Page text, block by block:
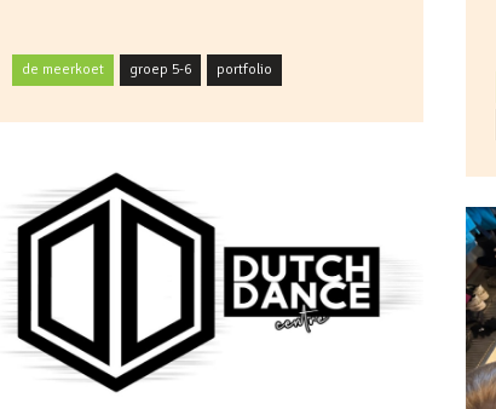
de meerkoet groep 5-6 portfolio